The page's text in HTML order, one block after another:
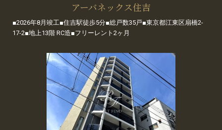
アーバネックス住吉
■2026年8月竣工■住吉駅徒歩5分■総戸数35戸■東京都江東区扇橋2-
17-2■地上13階 RC造■フリーレント2ヶ月